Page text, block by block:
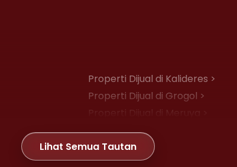
Properti Dijual di Kalideres >
Properti Dijual di Grogol >
Properti Dijual di Meruya >
Properti Dijual di Joglo >
Lihat Semua Tautan